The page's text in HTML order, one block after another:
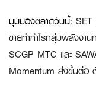
มุมมองตลาดวันนี้: SET
ขายทำกำไรกลุ่มพลังงา
SCGP MTC และ
Momentum ส่งขึ้นต่อ